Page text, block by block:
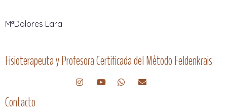
MªDolores Lara
Fisioterapeuta y Profesora Certificada del Método Feldenkrais
Contacto